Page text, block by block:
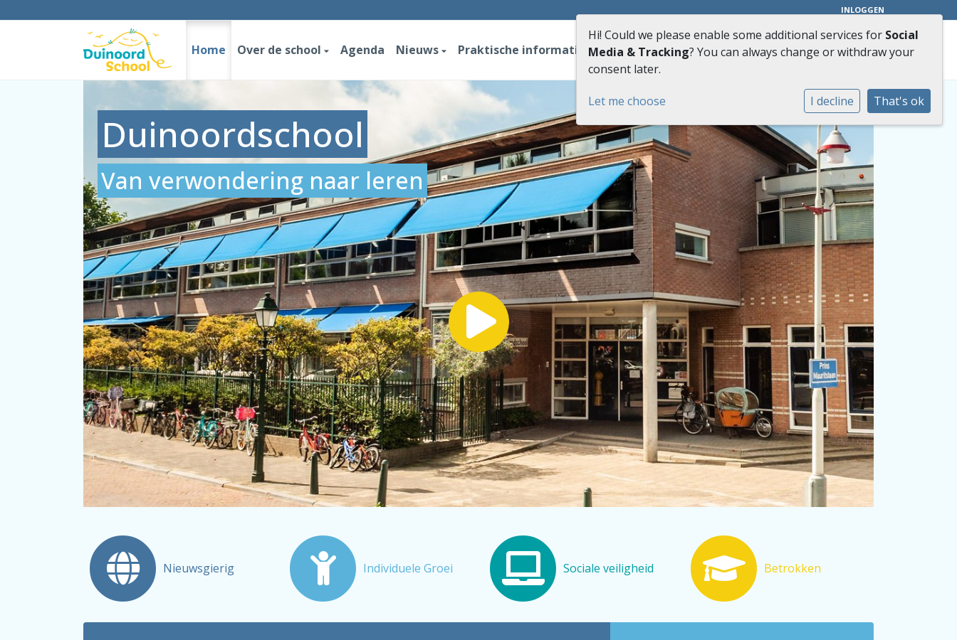
INLOGGEN
Home Over de school Agenda Nieuws Praktische informatie Contact Zie hier onze virtuele tour
Duinoordschool
Van verwondering naar leren
Nieuwsgierig Individuele Groei Sociale veiligheid Betrokken
Hi! Could we please enable some additional services for Social
Media & Tracking? You can always change or withdraw your
consent later.
Let me choose I decline That's ok